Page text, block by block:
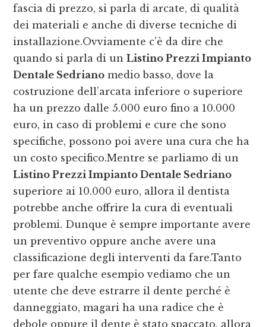
fascia di prezzo, si parla di arcate, di qualità
dei materiali e anche di diverse tecniche di
installazione.Ovviamente c’è da dire che
quando si parla di unListino Prezzi Impianto
Dentale Sedriano medio basso, dove la
costruzione dell’arcata inferiore o superiore
ha un prezzo dalle 5.000 euro fino a 10.000
euro, in caso di problemi e cure che sono
specifiche, possono poi avere una cura che ha
un costo specifico.Mentre se parliamo di un
Listino Prezzi Impianto Dentale Sedriano
superiore ai 10.000 euro, allora il dentista
potrebbe anche offrire la cura di eventuali
problemi. Dunque è sempre importante avere
un preventivo oppure anche avere una
classificazione degli interventi da fare.Tanto
per fare qualche esempio vediamo che un
utente che deve estrarre il dente perché è
danneggiato, magari ha una radice che è
debole oppure il dente è stato spaccato, allora